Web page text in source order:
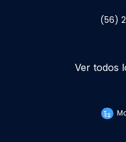
(56)
Ver todos